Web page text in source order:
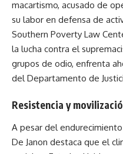
macartismo, acusado de
su labor en defensa de
Southern Poverty Law
la lucha contra el
grupos de odio, enfrenta
del Departamento de
Resistencia y
A pesar del
De Janon destaca que el